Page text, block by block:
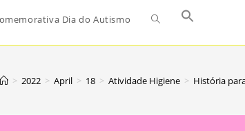
Dia do Autismo
> 2022 > April > 18 > Atividade Higiene > História